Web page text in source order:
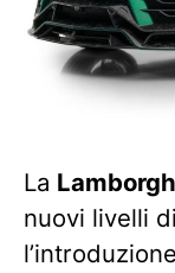
La
nuovi livelli